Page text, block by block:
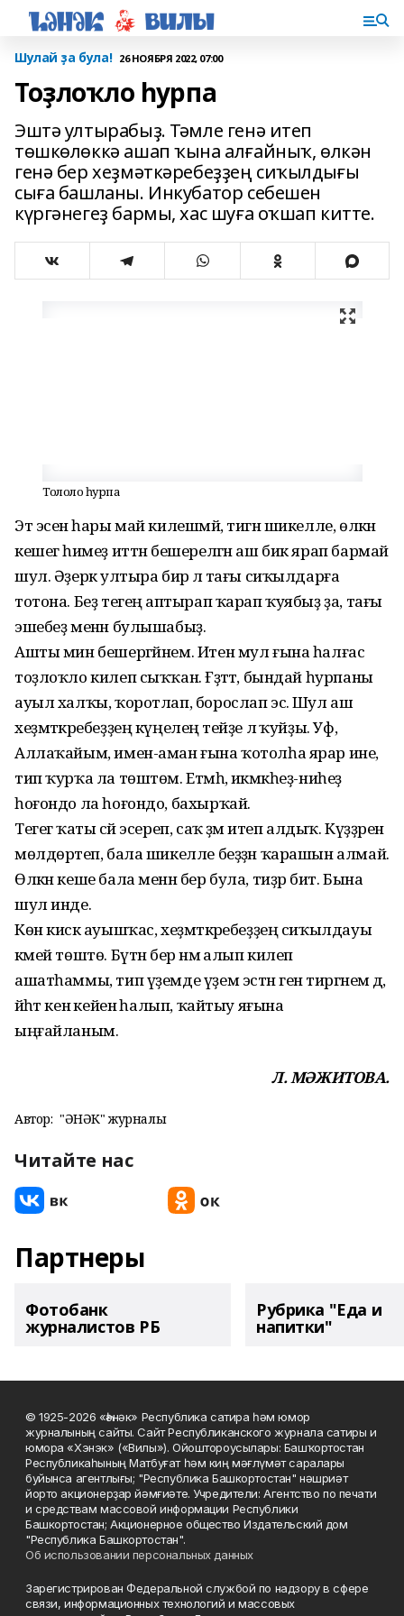
Шулай ҙа була! 26 НОЯБРЯ 2022, 07:00
Тоҙлоҡло һурпа
Эштә ултырабыҙ. Тәмле генә итеп
төшкөлөккә ашап ҡына алғайныҡ, өлкән
генә бер хеҙ­мәт­кәребеҙҙең сиҡылдығы
сыға баш­ланы. Инкубатор себешен
күргәнегеҙ бармы, хас шуға оҡ­шап китте.
Тоҡлоҡло һурпа
Эт эсенә һары май килешмәй, тигән шикелле, өлкән
кешегә һимеҙ иттән бешерелгән аш бик ярап бармай
шул. Әҙерәк ултыра бирә лә тағы сиҡылдарға
тотона. Беҙ тегеңә аптырап ҡарап ҡуябыҙ ҙа, тағы
эшебеҙ менән булышабыҙ.
Ашты мин бешергәйнем. Итен мул ғына һалғас
тоҙлоҡло килеп сыҡҡан. Ғәҙәттә, бындай һурпа­ны
ауыл халҡы, ҡоротлап, борос­лап эсә. Шул аш
хеҙмәткәре­беҙҙең күңелеңә тейҙе лә ҡуйҙы. Уф,
Аллаҡайым, имен-аман ғына ҡотолһа ярар ине,
тип ҡурҡа ла төштөм. Етмәһә, икмәкһеҙ-ниһеҙ
һоғондо ла һоғондо, бахырҡай.
Тегегә ҡаты сәй эсереп, саҡ әҙәм итеп алдыҡ. Күҙҙәрен
мөл­дөрәтеп, бала шикелле беҙ­ҙән ҡарашын алмай.
Өлкән кеше бала менән бер була, тиҙәр бит. Бына
шул инде.
Көн кискә ауышҡас, хеҙмәт­кәребеҙҙең сиҡылдауы
кәмей төштө. Бүтән бер нәмә алып килеп
ашатһаммы, тип үҙемде үҙем эстән генә тиргәнем дә,
йәһәт кенә кейенә һалып, ҡайтыу яғына
ыңғайланым.
Л. МӘЖИТОВА.
Автор: "ҺӘНӘК" журналы
Читайте нас
Партнеры
Фотобанк
журналистов РБ
Рубрика "Еда и
напитки"
© 1925-2026 «Һәнәк» Республика сатира һәм юмор
журналының сайты. Сайт Республиканского журнала сатиры и
юмора «Хэнэк» («Вилы»). Ойоштороусылары: Башҡортостан
Республикаһының Матбуғат һәм киң мәғлүмәт саралары
буйынса агентлығы; "Республика Башкортостан" нәшриәт
йорто акционерҙар йәмғиәте. Учредители: Агентство по печати
и средствам массовой информации Республики
Башкортостан; Акционерное общество Издательский дом
"Республика Башкортостан".
Об использовании персональных данных
Зарегистрирован Федеральной службой по надзору в сфере
связи, информационных технологий и массовых